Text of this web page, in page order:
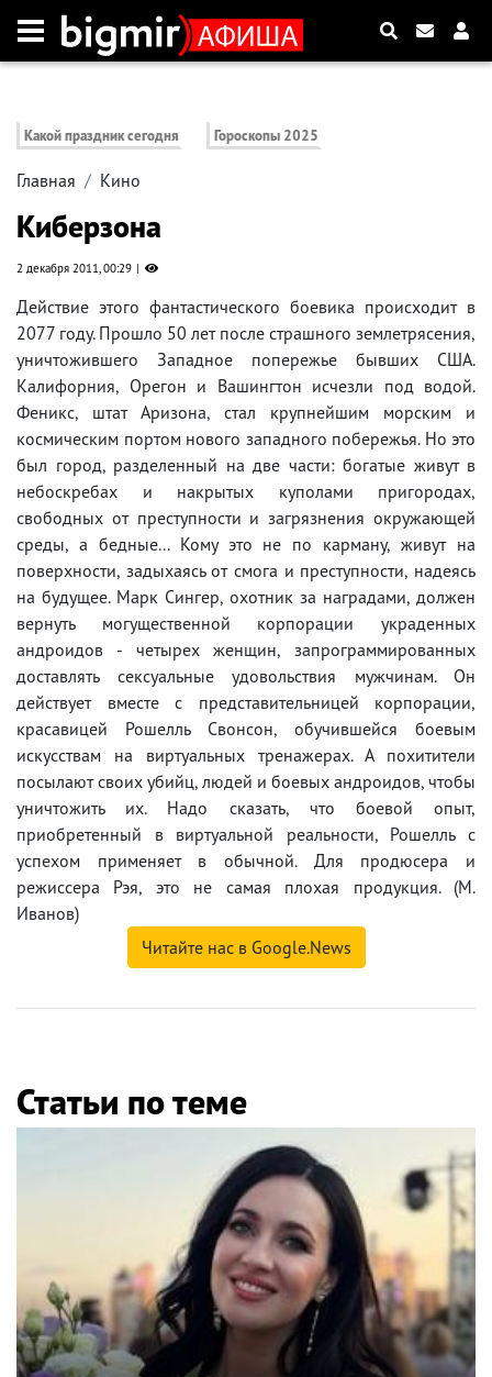
Какой праздник сегодня Гороскопы 2025
Главная Кино
Киберзона
2 декабря 2011, 00:29
Действие этого фантастического боевика происходит в
2077 году. Прошло 50 лет после страшного землетрясения,
уничтожившего Западное попережье бывших США.
Калифорния, Орегон и Вашингтон исчезли под водой.
Феникс, штат Аризона, стал крупнейшим морским и
космическим портом нового западного побережья. Но это
был город, разделенный на две части: богатые живут в
небоскребах и накрытых куполами пригородах,
свободных от преступности и загрязнения окружающей
среды, а бедные... Кому это не по карману, живут на
поверхности, задыхаясь от смога и преступности, надеясь
на будущее. Марк Сингер, охотник за наградами, должен
вернуть могущественной корпорации украденных
андроидов - четырех женщин, запрограммированных
доставлять сексуальные удовольствия мужчинам. Он
действует вместе с представительницей корпорации,
красавицей Рошелль Свонсон, обучившейся боевым
искусствам на виртуальных тренажерах. А похитители
посылают своих убийц, людей и боевых андроидов, чтобы
уничтожить их. Надо сказать, что боевой опыт,
приобретенный в виртуальной реальности, Рошелль с
успехом применяет в обычной. Для продюсера и
режиссера Рэя, это не самая плохая продукция. (М.
Иванов)
Читайте нас в Google.News
Статьи по теме